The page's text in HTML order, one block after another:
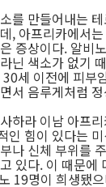
를 만들어내는
, 아프리카에서
증상이다. 알비
닌 색소가 없기
세 이전에 피부
서 음루게처럼
하라 이남 아프
인 힘이 있다는
나 신체 부위를
있다. 이 때문에
19명이 희생됐